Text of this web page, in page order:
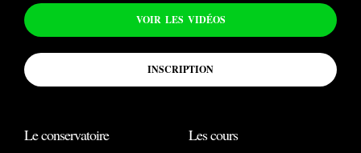
VOIR LES VIDÉOS
INSCRIPTION
Le conservatoire Les cours